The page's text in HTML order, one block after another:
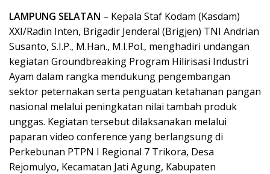
LAMPUNG SELATAN – Kepala Staf Kodam (Kasdam)
XXI/Radin Inten, Brigadir Jenderal (Brigjen) TNI Andrian
Susanto, S.I.P., M.Han., M.I.Pol., menghadiri undangan
kegiatan Groundbreaking Program Hilirisasi Industri
Ayam dalam rangka mendukung pengembangan
sektor peternakan serta penguatan ketahanan pangan
nasional melalui peningkatan nilai tambah produk
unggas. Kegiatan tersebut dilaksanakan melalui
paparan video conference yang berlangsung di
Perkebunan PTPN I Regional 7 Trikora, Desa
Rejomulyo, Kecamatan Jati Agung, Kabupaten